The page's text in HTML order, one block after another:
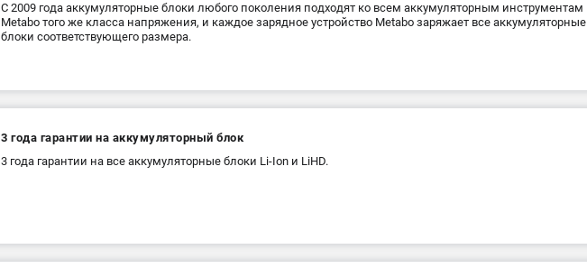
С 2009 года аккумуляторные блоки любого поколения подходят ко всем аккумуляторным инструментам
Metabo того же класса напряжения, и каждое зарядное устройство Metabo заряжает все аккумуляторные
блоки соответствующего размера.
3 года гарантии на аккумуляторный блок
3 года гарантии на все аккумуляторные блоки Li-Ion и LiHD.